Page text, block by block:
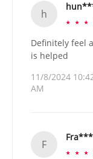
h
☆ ☆ ☆
Definitely feel
is helped
11/8/2024
AM
F
☆ ☆ ☆